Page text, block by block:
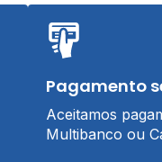
Pagamento
Aceitamos
Multibanco ou